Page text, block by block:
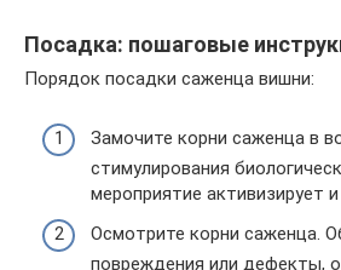
Посадка: пошаговые
Порядок посадки саженца вишни:
Замочите корни саженца в
стимулирования
мероприятие активизирует
Осмотрите корни саженца.
повреждения или дефекты,